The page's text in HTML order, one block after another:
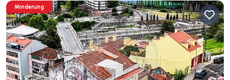
Minderung